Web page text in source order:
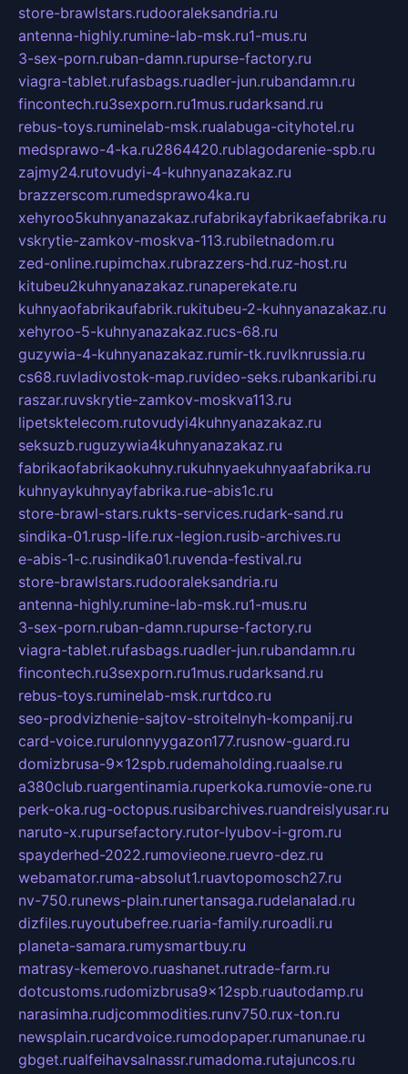
store-brawlstars.rudooraleksandria.ru
antenna-highly.rumine-lab-msk.ru1-mus.ru
3-sex-porn.ruban-damn.rupurse-factory.ru
viagra-tablet.rufasbags.ruadler-jun.rubandamn.ru
fincontech.ru3sexporn.ru1mus.rudarksand.ru
rebus-toys.ruminelab-msk.rualabuga-cityhotel.ru
medsprawo-4-ka.ru2864420.rublagodarenie-spb.ru
zajmy24.rutovudyi-4-kuhnyanazakaz.ru
brazzerscom.rumedsprawo4ka.ru
xehyroo5kuhnyanazakaz.rufabrikayfabrikaefabrika.ru
vskrytie-zamkov-moskva-113.rubiletnadom.ru
zed-online.rupimchax.rubrazzers-hd.ruz-host.ru
kitubeu2kuhnyanazakaz.runaperekate.ru
kuhnyaofabrikaufabrik.rukitubeu-2-kuhnyanazakaz.ru
xehyroo-5-kuhnyanazakaz.rucs-68.ru
guzywia-4-kuhnyanazakaz.rumir-tk.ruvlknrussia.ru
cs68.ruvladivostok-map.ruvideo-seks.rubankaribi.ru
raszar.ruvskrytie-zamkov-moskva113.ru
lipetsktelecom.rutovudyi4kuhnyanazakaz.ru
seksuzb.ruguzywia4kuhnyanazakaz.ru
fabrikaofabrikaokuhny.rukuhnyaekuhnyaafabrika.ru
kuhnyaykuhnyayfabrika.rue-abis1c.ru
store-brawl-stars.rukts-services.rudark-sand.ru
sindika-01.rusp-life.rux-legion.rusib-archives.ru
e-abis-1-c.rusindika01.ruvenda-festival.ru
store-brawlstars.rudooraleksandria.ru
antenna-highly.rumine-lab-msk.ru1-mus.ru
3-sex-porn.ruban-damn.rupurse-factory.ru
viagra-tablet.rufasbags.ruadler-jun.rubandamn.ru
fincontech.ru3sexporn.ru1mus.rudarksand.ru
rebus-toys.ruminelab-msk.rurtdco.ru
seo-prodvizhenie-sajtov-stroitelnyh-kompanij.ru
card-voice.rurulonnyygazon177.rusnow-guard.ru
domizbrusa-9x12spb.rudemaholding.ruaalse.ru
a380club.ruargentinamia.ruperkoka.rumovie-one.ru
perk-oka.rug-octopus.rusibarchives.ruandreislyusar.ru
naruto-x.rupursefactory.rutor-lyubov-i-grom.ru
spayderhed-2022.rumovieone.ruevro-dez.ru
webamator.ruma-absolut1.ruavtopomosch27.ru
nv-750.runews-plain.runertansaga.rudelanalad.ru
dizfiles.ruyoutubefree.ruaria-family.ruroadli.ru
planeta-samara.rumysmartbuy.ru
matrasy-kemerovo.ruashanet.rutrade-farm.ru
dotcustoms.rudomizbrusa9x12spb.ruautodamp.ru
narasimha.rudjcommodities.runv750.rux-ton.ru
newsplain.rucardvoice.rumodopaper.rumanunae.ru
gbget.rualfeihavsalnassr.rumadoma.rutajuncos.ru